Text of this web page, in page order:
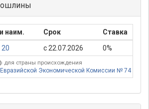
наим. Срок Ставка
20 с 22.07.2026 0%
для страны происхождения
Экономической Комиссии № 74 от